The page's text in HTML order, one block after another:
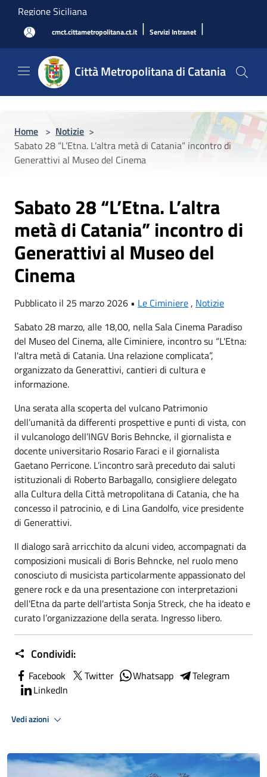
Salta al contenuto principale
Regione Siciliana
cmct.cittametropolitana.ct.it | Servizi Intranet |
Città Metropolitana di Catania
Home > Notizie >
Sabato 28 “L’Etna. L’altra metà di Catania” incontro di
Generattivi al Museo del Cinema
Sabato 28 “L’Etna. L’altra
metà di Catania” incontro di
Generattivi al Museo del
Cinema
Pubblicato il 25 marzo 2026 • Le Ciminiere, Notizie
Sabato 28 marzo, alle 18,00, nella Sala Cinema Paradiso
del Museo del Cinema, alle Ciminiere, incontro su “L'Etna:
l'altra metà di Catania. Una relazione complicata”,
organizzato da Generattivi, cantieri di cultura e
informazione.
Una serata alla scoperta del vulcano Patrimonio
dell’umanità da differenti prospettive e punti di vista, con
il vulcanologo dell’INGV Boris Behncke, il giornalista e
docente universitario Rosario Faraci e il giornalista
Gaetano Perricone. L’incontro sarà preceduto dai saluti
istituzionali di Roberto Barbagallo, consigliere delegato
alla Cultura della Città metropolitana di Catania, che ha
concesso il patrocinio, e di Lina Gandolfo, vice presidente
di Generattivi.
Il dialogo sarà arricchito da alcuni video, accompagnati da
composizioni musicali di Boris Behncke, nel ruolo meno
conosciuto di musicista particolarmente appassionato del
genere rock e da una presentazione con interpretazioni
dell'Etna da parte dell'artista Sonja Streck, che ha ideato e
curato l’organizzazione della serata. Ingresso libero.
Condividi:
Facebook Twitter Whatsapp
Telegram
LinkedIn
Vedi azioni